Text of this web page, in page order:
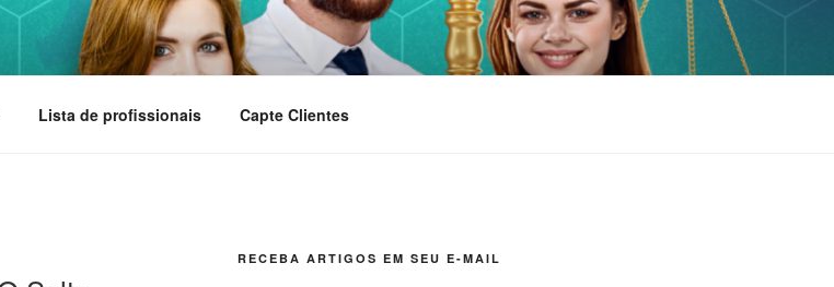
Lista de profissionais Capte Clientes
RECEBA ARTIGOS EM SEU E-MAIL